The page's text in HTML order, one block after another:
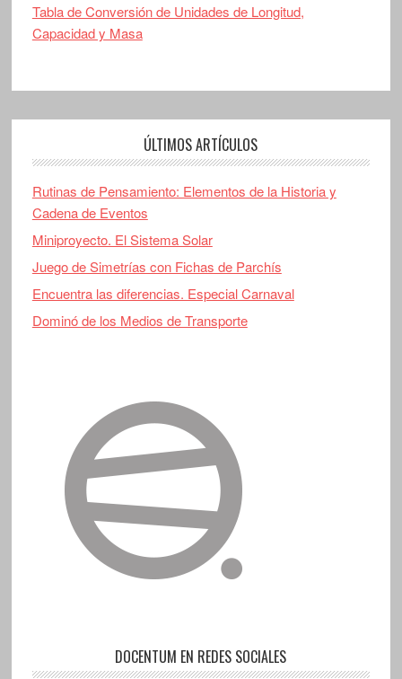
Tabla de Conversión de Unidades de Longitud,
Capacidad y Masa
ÚLTIMOS ARTÍCULOS
Rutinas de Pensamiento: Elementos de la Historia y
Cadena de Eventos
Miniproyecto. El Sistema Solar
Juego de Simetrías con Fichas de Parchís
Encuentra las diferencias. Especial Carnaval
Dominó de los Medios de Transporte
DOCENTUM EN REDES SOCIALES